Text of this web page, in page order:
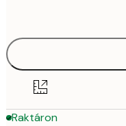
70x100 cm
Raktáron